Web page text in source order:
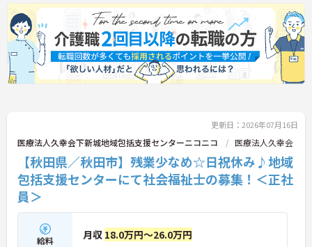
更新日：2026年07月16日
医療法人久幸会下新城地域包括支援センターニコニコ 医療法人久幸会
【秋田県／秋田市】残業少なめ☆日祝休み♪地域
包括支援センターにて社会福祉士の募集！＜正社
員＞
給料 月収 18.0万円～26.0万円